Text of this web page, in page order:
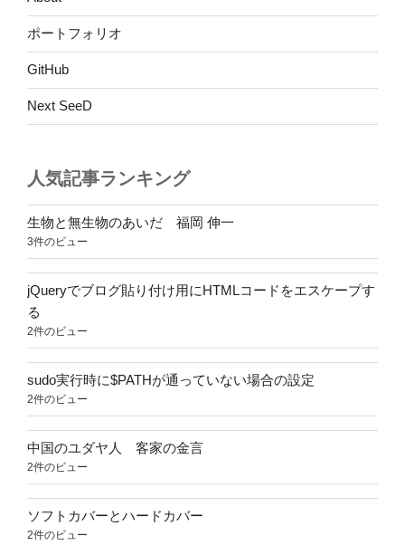
ポートフォリオ
GitHub
Next SeeD
人気記事ランキング
生物と無生物のあいだ 福岡 伸一
3件のビュー
jQueryでブログ貼り付け用にHTMLコードをエスケープす
る
2件のビュー
sudo実行時に$PATHが通っていない場合の設定
2件のビュー
中国のユダヤ人 客家の金言
2件のビュー
ソフトカバーとハードカバー
2件のビュー